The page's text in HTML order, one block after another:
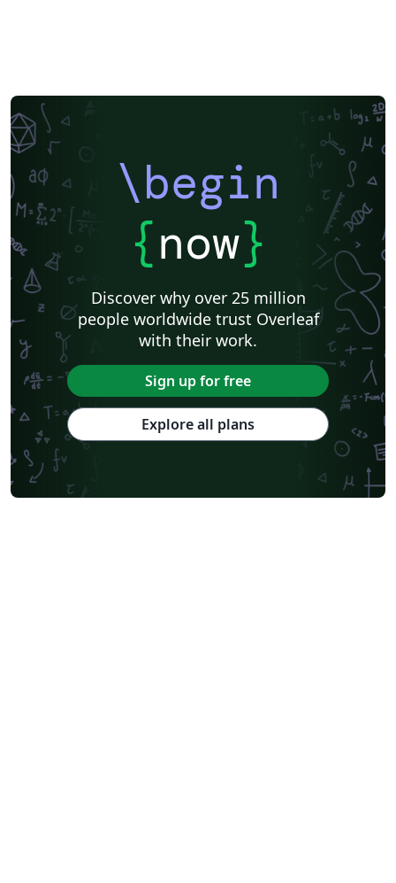
\begin
{now}
Discover why over 25 million
people worldwide trust Overleaf
with their work.
Sign up for free
Explore all plans